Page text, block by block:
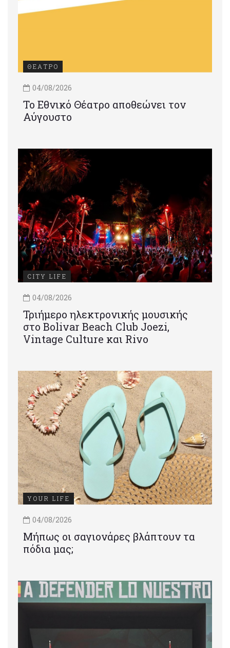
ΘΕΑΤΡΟ
04/08/2026
Το Εθνικό Θέατρο αποθεώνει τον
Αύγουστο
CITY LIFE
04/08/2026
Τριήμερο ηλεκτρονικής μουσικής
στο Bolivar Beach Club Joezi,
Vintage Culture και Rivo
YOUR LIFE
04/08/2026
Μήπως οι σαγιονάρες βλάπτουν τα
πόδια μας;